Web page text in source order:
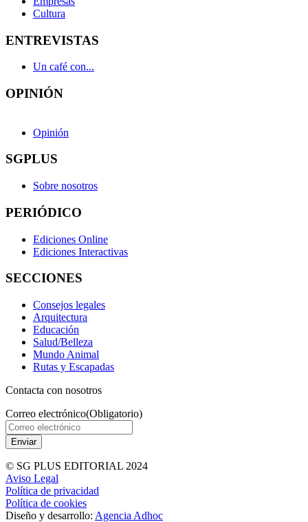
Cultura
ENTREVISTAS
Un café con...
OPINIÓN
Opinión
SGPLUS
Sobre nosotros
PERIÓDICO
Ediciones Online
Ediciones Interactivas
SECCIONES
Consejos legales
Arquitectura
Educación
Salud/Belleza
Mundo Animal
Rutas y Escapadas
Contacta con nosotros
Correo electrónico(Obligatorio)
© SG PLUS EDITORIAL 2024
Aviso Legal
Política de privacidad
Política de cookies
Diseño y desarrollo: Agencia Adhoc